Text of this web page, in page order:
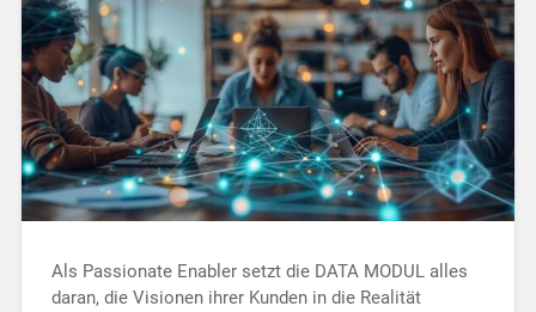
Als Passionate Enabler setzt die DATA MODUL alles
daran, die Visionen ihrer Kunden in die Realität